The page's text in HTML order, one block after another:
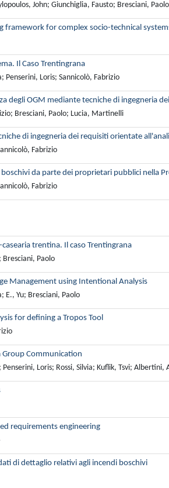
John; Giunchiglia, Fausto; Bresciani, Paolo
framework for complex socio-technical
Il Caso Trentingrana
Penserini, Loris; Sannicolò, Fabrizio
degli OGM mediante tecniche di ingegneria
Bresciani, Paolo; Lucia, Martinelli
di ingegneria dei requisiti orientate
Fabrizio
da parte dei proprietari pubblici nella
Fabrizio
trentina. Il caso Trentingrana
Paolo
Management using Intentional Analysis
E., Yu; Bresciani, Paolo
for defining a Tropos Tool
Group Communication
Loris; Rossi, Silvia; Kuflik, Tsvi;
requirements engineering
di dettaglio relativi agli incendi boschivi